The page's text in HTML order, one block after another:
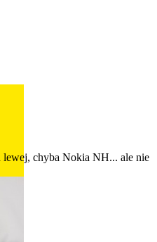
lewej, chyba Nokia NH... ale nie